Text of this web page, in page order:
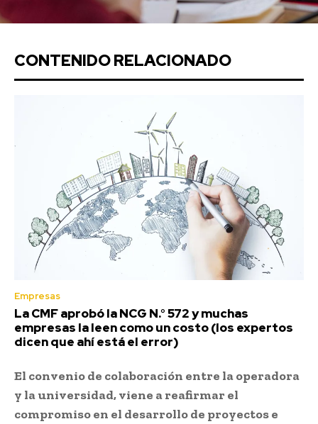
CONTENIDO RELACIONADO
Empresas
La CMF aprobó la NCG N.° 572 y muchas
empresas la leen como un costo (los expertos
dicen que ahí está el error)
El convenio de colaboración entre la operadora
y la universidad, viene a reafirmar el
compromiso en el desarrollo de proyectos e